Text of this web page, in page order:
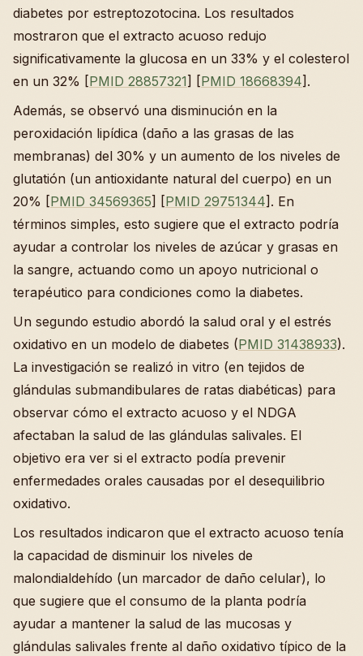
diabetes por estreptozotocina. Los resultados
mostraron que el extracto acuoso redujo
significativamente la glucosa en un 33% y el colesterol
en un 32% [PMID 28857321] [PMID 18668394].
Además, se observó una disminución en la
peroxidación lipídica (daño a las grasas de las
membranas) del 30% y un aumento de los niveles de
glutatión (un antioxidante natural del cuerpo) en un
20% [PMID 34569365] [PMID 29751344]. En
términos simples, esto sugiere que el extracto podría
ayudar a controlar los niveles de azúcar y grasas en
la sangre, actuando como un apoyo nutricional o
terapéutico para condiciones como la diabetes.
Un segundo estudio abordó la salud oral y el estrés
oxidativo en un modelo de diabetes (PMID 31438933).
La investigación se realizó in vitro (en tejidos de
glándulas submandibulares de ratas diabéticas) para
observar cómo el extracto acuoso y el NDGA
afectaban la salud de las glándulas salivales. El
objetivo era ver si el extracto podía prevenir
enfermedades orales causadas por el desequilibrio
oxidativo.
Los resultados indicaron que el extracto acuoso tenía
la capacidad de disminuir los niveles de
malondialdehído (un marcador de daño celular), lo
que sugiere que el consumo de la planta podría
ayudar a mantener la salud de las mucosas y
glándulas salivales frente al daño oxidativo típico de la